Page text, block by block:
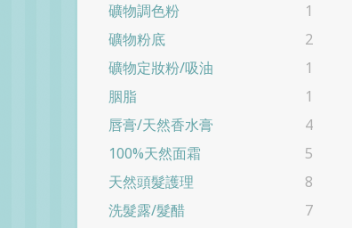
礦物調色粉
1
礦物粉底
2
礦物定妝粉/吸油
1
胭脂
1
唇膏/天然香水膏
4
100%天然面霜
5
天然頭髮護理
8
洗髮露/髮醋
7